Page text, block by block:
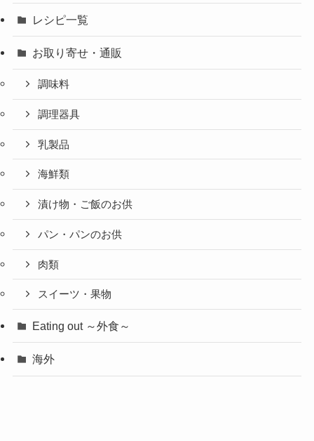
レシピ一覧
お取り寄せ・通販
調味料
調理器具
乳製品
海鮮類
漬け物・ご飯のお供
パン・パンのお供
肉類
スイーツ・果物
Eating out ～外食～
海外